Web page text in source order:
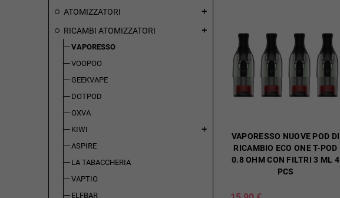
ATOMIZZATORI add
RICAMBI ATOMIZZATORI add
VAPORESSO
VOOPOO
GEEKVAPE
DOTPOD
OXVA
KIWI
add
ASPIRE
LA TABACCHERIA
VAPTIO
ELFBAR
VAPORESSO NUOVE POD DI
RICAMBIO ECO ONE T-POD
0.8 OHM CON FILTRI 3 ML 4
PCS